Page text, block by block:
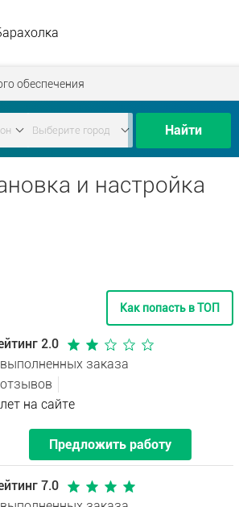
обеспечения
Найти
и настройка
Как попасть в ТОП
2.0
заказа
на сайте
Предложить работу
7.0